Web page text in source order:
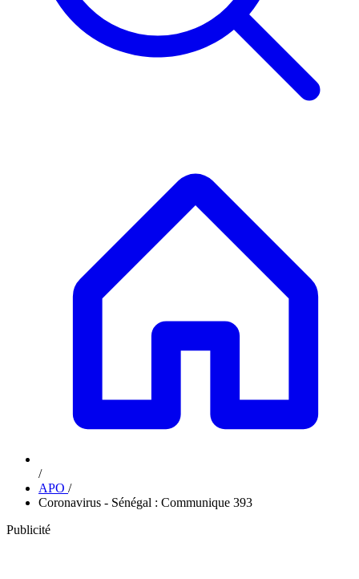
/
APO /
Coronavirus - Sénégal : Communique 393
Publicité